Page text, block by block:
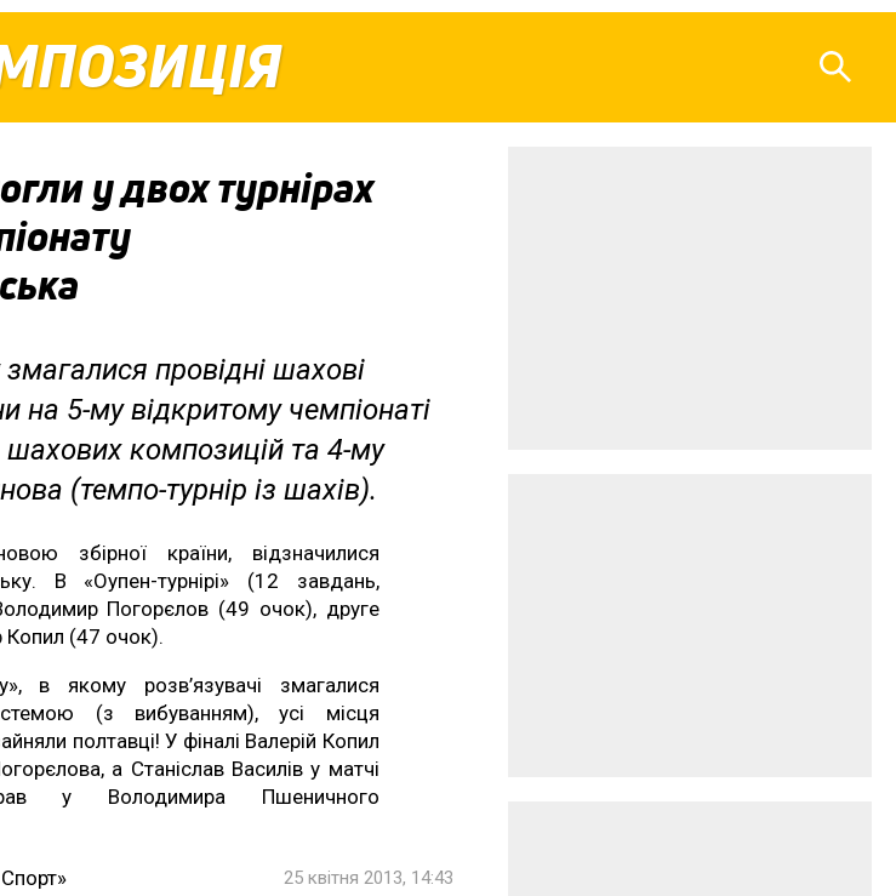
у двох турнірах
провідні шахові
на 5-му відкритому чемпіонаті
шахових композицій та 4-му
(темпо-турнір із шахів).
збірної країни, відзначилися
В «Оупен-турнірі» (12 завдань,
Погорєлов (49 очок), друге
Копил (47 очок).
в якому розв’язувачі змагалися
(з вибуванням), усі місця
полтавці! У фіналі Валерій Копил
а Станіслав Василів у матчі
у Володимира Пшеничного
25 квітня 2013, 14:43